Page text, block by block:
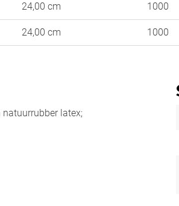
24,00 cm 1000
24,00 cm 1000
latex;